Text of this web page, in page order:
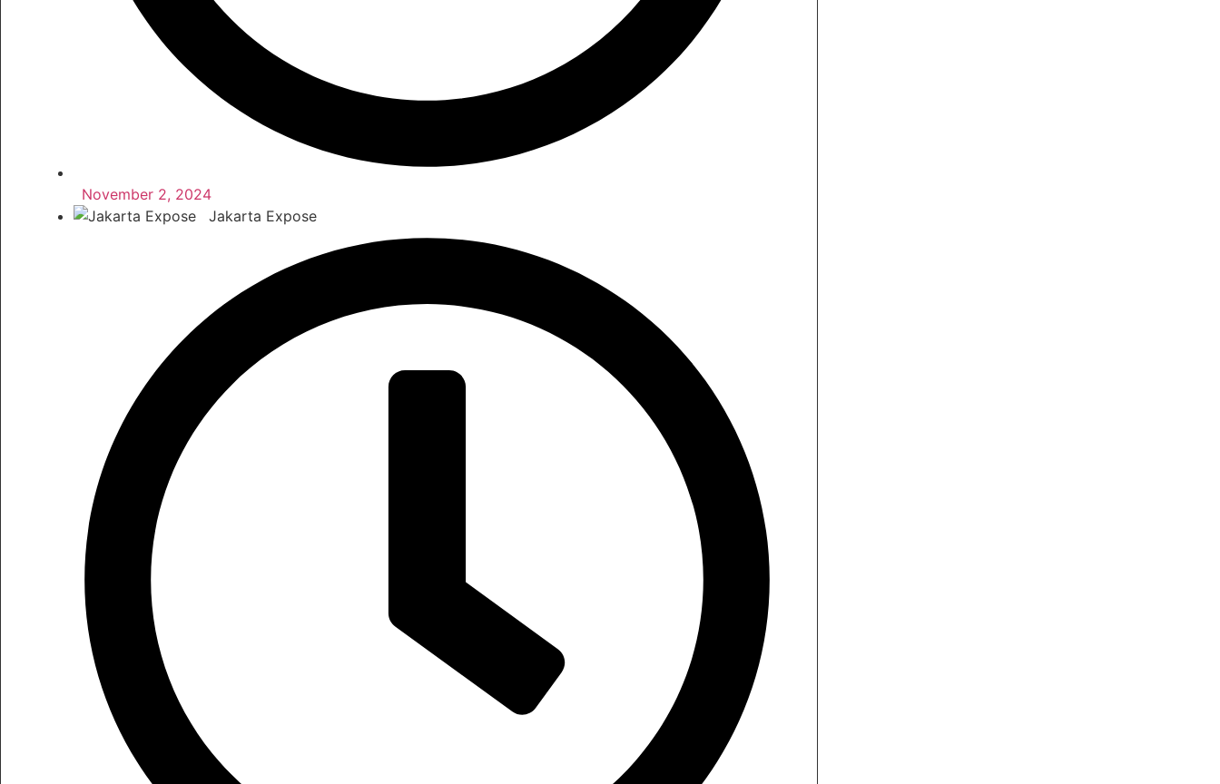
November 2, 2024
Jakarta Expose